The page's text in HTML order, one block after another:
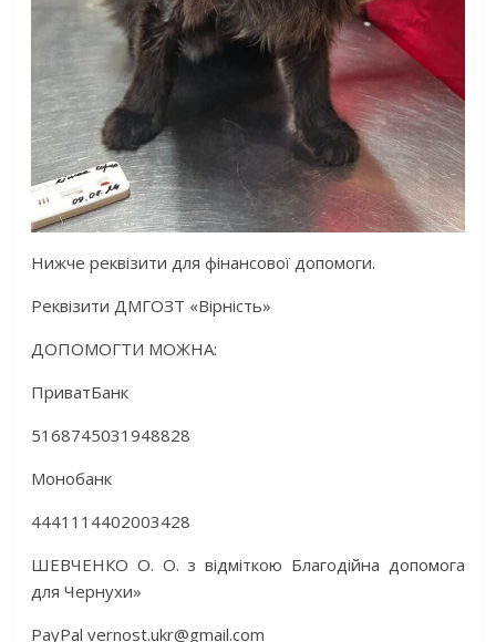
Нижче реквізити для фінансової допомоги.
Реквізити ДМГОЗТ «Вірність»
ДОПОМОГТИ МОЖНА:
ПриватБанк
5168745031948828
Монобанк
4441114402003428
ШЕВЧЕНКО О. О. з відміткою Благодійна допомога
для Чернухи»
PayPal vernost.ukr@gmail.com